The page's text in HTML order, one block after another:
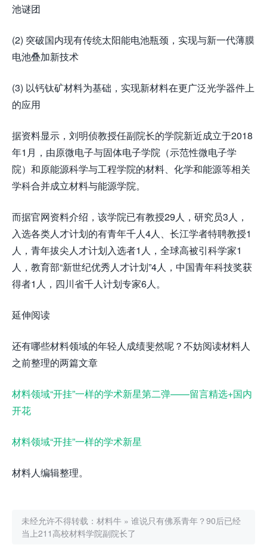
池谜团
(2) 突破国内现有传统太阳能电池瓶颈，实现与新一代薄膜
电池叠加新技术
(3) 以钙钛矿材料为基础，实现新材料在更广泛光学器件上
的应用
据资料显示，刘明侦教授任副院长的学院新近成立于2018
年1月，由原微电子与固体电子学院（示范性微电子学
院）和原能源科学与工程学院的材料、化学和能源等相关
学科合并成立材料与能源学院。
而据官网资料介绍，该学院已有教授29人，研究员3人，
入选各类人才计划的有青年千人4人、长江学者特聘教授1
人，青年拔尖人才计划入选者1人，全球高被引科学家1
人，教育部“新世纪优秀人才计划”4人，中国青年科技奖获
得者1人，四川省千人计划专家6人。
延伸阅读
还有哪些材料领域的年轻人成绩斐然呢？不妨阅读材料人
之前整理的两篇文章
材料领域“开挂”一样的学术新星第二弹——留言精选+国内
开花
材料领域“开挂”一样的学术新星
材料人编辑整理。
未经允许不得转载： 材料牛 » 谁说只有佛系青年？90后已经
当上211高校材料学院副院长了